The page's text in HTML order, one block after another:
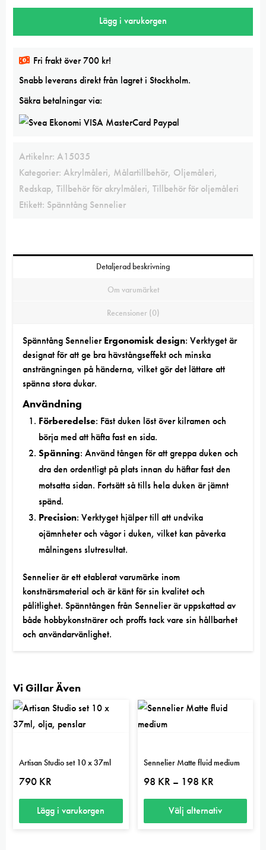
mängd
Lägg i varukorgen
Fri frakt över 700 kr!
Snabb leverans direkt från lagret i Stockholm.
Säkra betalningar via:
Artikelnr: A15035
Kategorier: Akrylmåleri, Målartillbehör, Oljemåleri,
Redskap, Tillbehör för akrylmåleri, Tillbehör för oljemåleri
Etikett: Spänntång Sennelier
Detaljerad beskrivning
Om varumärket
Recensioner (0)
Spänntång SennelierErgonomisk design: Verktyget är
designat för att ge bra hävstångseffekt och minska
ansträngningen på händerna, vilket gör det lättare att
spänna stora dukar.
Användning
Förberedelse: Fäst duken löst över kilramen och
börja med att häfta fast en sida.
Spänning: Använd tången för att greppa duken och
dra den ordentligt på plats innan du häftar fast den
motsatta sidan. Fortsätt så tills hela duken är jämnt
spänd.
Precision: Verktyget hjälper till att undvika
ojämnheter och vågor i duken, vilket kan påverka
målningens slutresultat.
Sennelier är ett etablerat varumärke inom
konstnärsmaterial och är känt för sin kvalitet och
pålitlighet. Spänntången från Sennelier är uppskattad av
både hobbykonstnärer och proffs tack vare sin hållbarhet
och användarvänlighet.
Vi Gillar Även
Artisan Studio set 10 x 37ml
790 KR
Lägg i varukorgen
Sennelier Matte fluid medium
98 KR – 198 KRPrisintervall:
98 kr
till
198 kr
Välj alternativ